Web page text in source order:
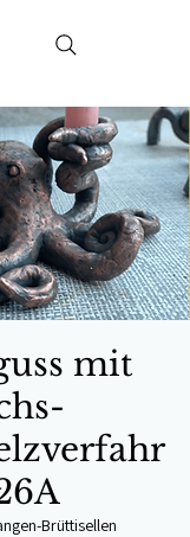
mit
Brüttisellen